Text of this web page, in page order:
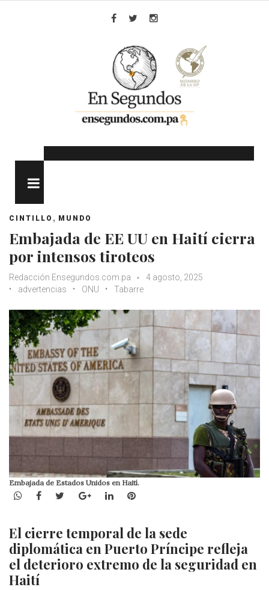
CINTILLO , MUNDO
Embajada de EE UU en Haití cierra
por intensos tiroteos
Redacción Ensegundos.com.pa
4 agosto, 2025
advertencias
ONU Tabarre
Embajada de Estados Unidos en Haití.
WhatsApp
Facebook
TwitterGoogle+LinkedInPinterest
El cierre temporal de la sede
diplomática en Puerto Príncipe refleja
el deterioro extremo de la seguridad en
Haití